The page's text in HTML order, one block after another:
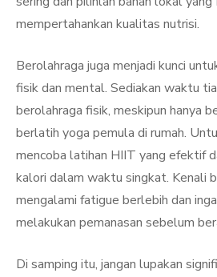
mempertahankan kualitas nutrisi.
Berolahraga juga menjadi kunci
fisik dan mental. Sediakan waktu
berolahraga fisik, meskipun hanya
berlatih yoga pemula di rumah.
mencoba latihan HIIT yang efektif
kalori dalam waktu singkat. Kenali
mengalami fatigue berlebih dan
melakukan pemanasan sebelum
Di samping itu, jangan lupakan